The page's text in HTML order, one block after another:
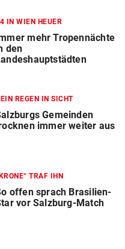
IN WIEN HEUER
mehr Tropennächte
den
REGEN IN SICHT
Gemeinden
immer weiter aus
TRAF IHN
offen sprach Brasilien-
vor Salzburg-Match